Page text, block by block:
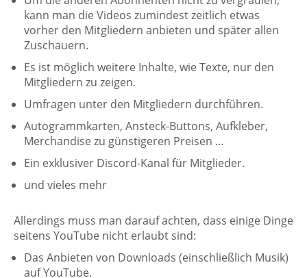
kann man die Videos zumindest zeitlich etwas
vorher den Mitgliedern anbieten und später allen
Zuschauern.
Es ist möglich weitere Inhalte, wie Texte, nur den
Mitgliedern zu zeigen.
Umfragen unter den Mitgliedern durchführen.
Autogrammkarten, Ansteck-Buttons, Aufkleber,
Merchandise zu günstigeren Preisen …
Ein exklusiver Discord-Kanal für Mitglieder.
und vieles mehr
Allerdings muss man darauf achten, dass einige Dinge
seitens YouTube nicht erlaubt sind:
Das Anbieten von Downloads (einschließlich Musik)
auf YouTube.